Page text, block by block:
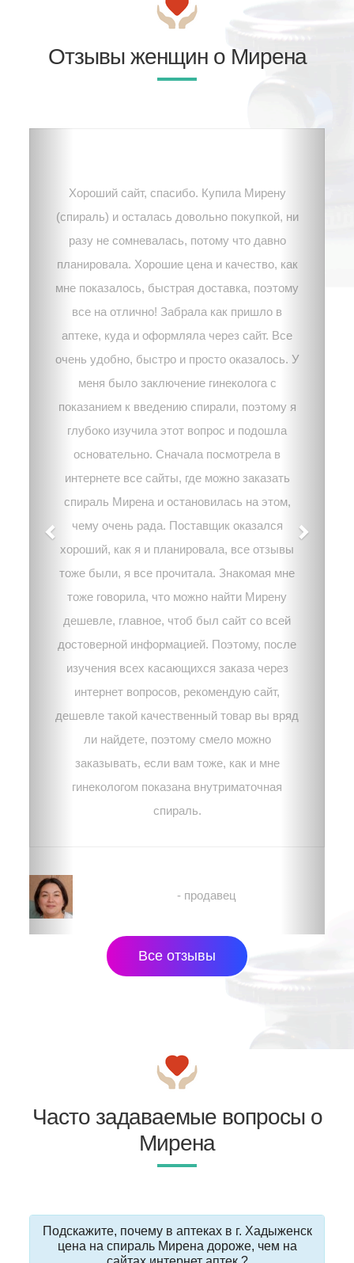
Отзывы женщин о Мирена
Хороший сайт, спасибо. Купила Мирену
(спираль) и осталась довольно покупкой, ни
разу не сомневалась, потому что давно
планировала. Хорошие цена и качество, как
мне показалось, быстрая доставка, поэтому
все на отлично! Забрала как пришло в
аптеке, куда и оформляла через сайт. Все
очень удобно, быстро и просто оказалось. У
меня было заключение гинеколога с
показанием к введению спирали, поэтому я
глубоко изучила этот вопрос и подошла
основательно. Сначала посмотрела в
интернете все сайты, где можно заказать
спираль Мирена и остановилась на этом,
чему очень рада. Поставщик оказался
хороший, как я и планировала, все отзывы
тоже были, я все прочитала. Знакомая мне
тоже говорила, что можно найти Мирену
дешевле, главное, чтоб был сайт со всей
достоверной информацией. Поэтому, после
изучения всех касающихся заказа через
интернет вопросов, рекомендую сайт,
дешевле такой качественный товар вы вряд
ли найдете, поэтому смело можно
заказывать, если вам тоже, как и мне
гинекологом показана внутриматочная
спираль.
- продавец
Все отзывы
Часто задаваемые вопросы о
Мирена
Подскажите, почему в аптеках в г. Хадыженск
цена на спираль Мирена дороже, чем на